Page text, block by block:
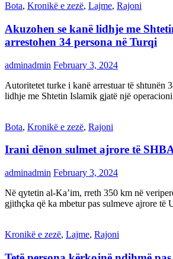
Bota, Kronikë e zezë, Lajme, Rajoni
Akuzohen se kanë lidhje me
arrestohen 34 persona në Turqi
adminadmin February 3, 2024
Autoritetet turke i kanë arrestuar të shtunën
lidhje me Shtetin Islamik gjatë një
Bota, Kronikë e zezë, Rajoni
Irani dënon sulmet ajrore të
adminadmin February 3, 2024
Në qytetin al-Ka’im, rreth 350 km në
gjithçka që ka mbetur pas sulmeve ajrore të
Kronikë e zezë, Lajme, Rajoni